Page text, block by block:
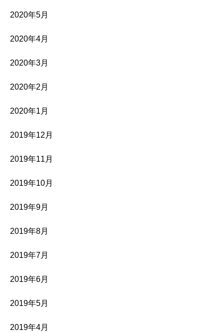
2020年5月
2020年4月
2020年3月
2020年2月
2020年1月
2019年12月
2019年11月
2019年10月
2019年9月
2019年8月
2019年7月
2019年6月
2019年5月
2019年4月